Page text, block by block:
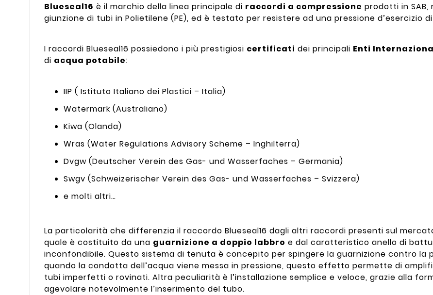
Blueseal16 è il marchio della linea principale di raccordi a compressione prodotti in SAB,
giunzione di tubi in Polietilene (PE), ed è testato per resistere ad una pressione d’esercizio di
I raccordi Blueseal16 possiedono i più prestigiosi certificati dei principali Enti
di acqua potabile:
IIP ( Istituto Italiano dei Plastici – Italia)
Watermark (Australiano)
Kiwa (Olanda)
Wras (Water Regulations Advisory Scheme – Inghilterra)
Dvgw (Deutscher Verein des Gas- und Wasserfaches – Germania)
Swgv (Schweizerischer Verein des Gas- und Wasserfaches – Svizzera)
e molti altri…
La particolarità che differenzia il raccordo Blueseal16 dagli altri raccordi presenti sul
quale è costituito da una guarnizione a doppio labbro e dal caratteristico anello di
inconfondibile. Questo sistema di tenuta è concepito per spingere la guarnizione contro la
quando la condotta dell’acqua viene messa in pressione, questo effetto permette di
tubi imperfetti o rovinati. Altra peculiarità è l’installazione semplice e veloce, grazie alla
agevolare notevolmente l’inserimento del tubo.